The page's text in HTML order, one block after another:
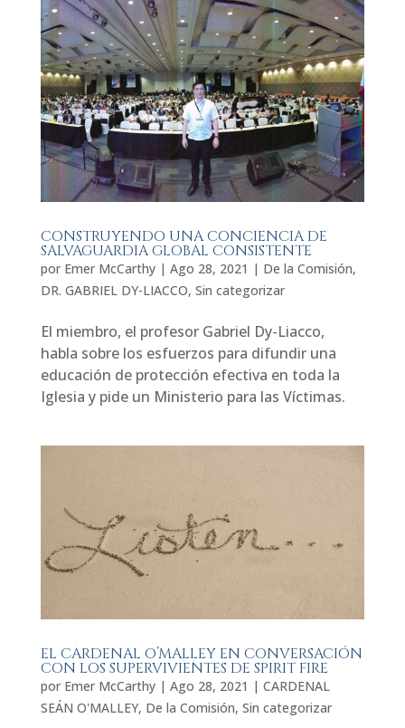
CONSTRUYENDO UNA CONCIENCIA DE
SALVAGUARDIA GLOBAL CONSISTENTE
por Emer McCarthy| Ago 28, 2021 | De la Comisión,
DR. GABRIEL DY-LIACCO, Sin categorizar
El miembro, el profesor Gabriel Dy-Liacco,
habla sobre los esfuerzos para difundir una
educación de protección efectiva en toda la
Iglesia y pide un Ministerio para las Víctimas.
EL CARDENAL O’MALLEY EN CONVERSACIÓN
CON LOS SUPERVIVIENTES DE SPIRIT FIRE
por Emer McCarthy| Ago 28, 2021 | CARDENAL
SEÁN O'MALLEY, De la Comisión, Sin categorizar